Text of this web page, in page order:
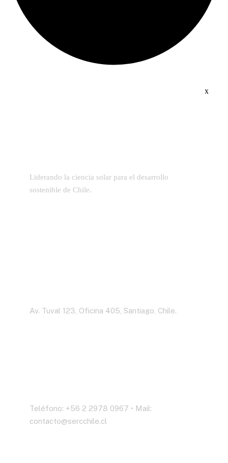
x
Liderando la ciencia solar para el desarrollo
sostenible de Chile.
Av. Tuval 123, Oficina 405, Santiago, Chile.
Teléfono: +56 2 2978 0967 • Mail:
contacto@sercchile.cl